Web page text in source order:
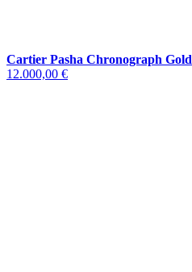
Cartier Pasha Chronograph Gold
12.000,00 €